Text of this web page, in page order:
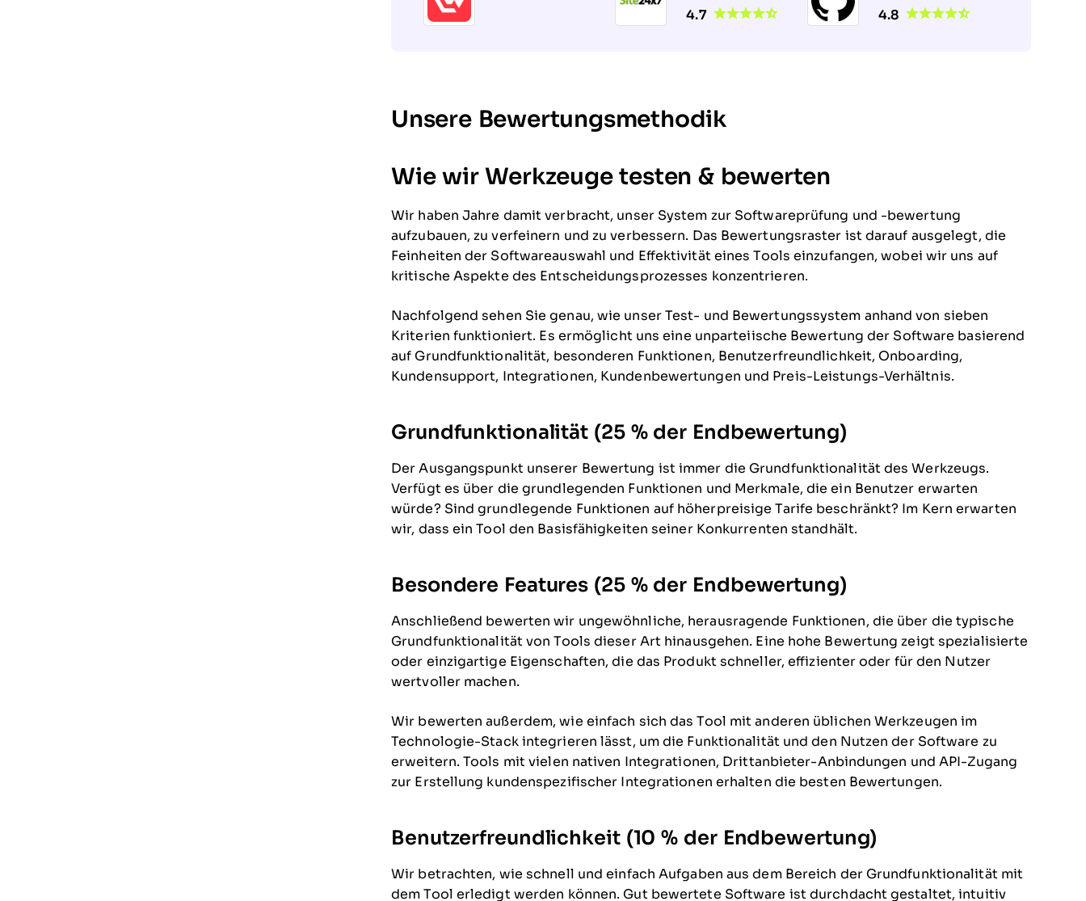
4.7 4.8
Unsere Bewertungsmethodik
Wie wir Werkzeuge testen & bewerten
Wir haben Jahre damit verbracht, unser System zur Softwareprüfung und -bewertung
aufzubauen, zu verfeinern und zu verbessern. Das Bewertungsraster ist darauf ausgelegt, die
Feinheiten der Softwareauswahl und Effektivität eines Tools einzufangen, wobei wir uns auf
kritische Aspekte des Entscheidungsprozesses konzentrieren.
Nachfolgend sehen Sie genau, wie unser Test- und Bewertungssystem anhand von sieben
Kriterien funktioniert. Es ermöglicht uns eine unparteiische Bewertung der Software basierend
auf Grundfunktionalität, besonderen Funktionen, Benutzerfreundlichkeit, Onboarding,
Kundensupport, Integrationen, Kundenbewertungen und Preis-Leistungs-Verhältnis.
Grundfunktionalität (25 % der Endbewertung)
Der Ausgangspunkt unserer Bewertung ist immer die Grundfunktionalität des Werkzeugs.
Verfügt es über die grundlegenden Funktionen und Merkmale, die ein Benutzer erwarten
würde? Sind grundlegende Funktionen auf höherpreisige Tarife beschränkt? Im Kern erwarten
wir, dass ein Tool den Basisfähigkeiten seiner Konkurrenten standhält.
Besondere Features (25 % der Endbewertung)
Anschließend bewerten wir ungewöhnliche, herausragende Funktionen, die über die typische
Grundfunktionalität von Tools dieser Art hinausgehen. Eine hohe Bewertung zeigt spezialisierte
oder einzigartige Eigenschaften, die das Produkt schneller, effizienter oder für den Nutzer
wertvoller machen.
Wir bewerten außerdem, wie einfach sich das Tool mit anderen üblichen Werkzeugen im
Technologie-Stack integrieren lässt, um die Funktionalität und den Nutzen der Software zu
erweitern. Tools mit vielen nativen Integrationen, Drittanbieter-Anbindungen und API-Zugang
zur Erstellung kundenspezifischer Integrationen erhalten die besten Bewertungen.
Benutzerfreundlichkeit (10 % der Endbewertung)
Wir betrachten, wie schnell und einfach Aufgaben aus dem Bereich der Grundfunktionalität mit
dem Tool erledigt werden können. Gut bewertete Software ist durchdacht gestaltet, intuitiv